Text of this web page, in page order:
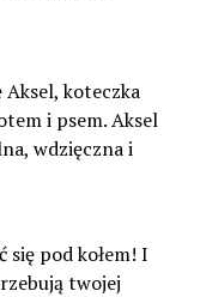
koteczka
i psem. Aksel
wdzięczna i
się pod kołem! I
twojej